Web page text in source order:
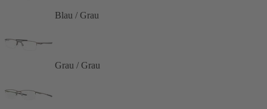
Blau / Grau
Grau / Grau